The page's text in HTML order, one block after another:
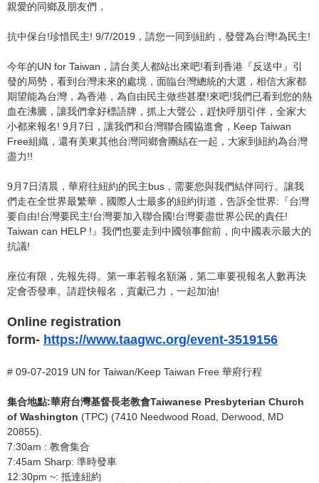
親愛的同鄉及朋友們，
抗中保台!珍惜民主! 9/7/2019，請您一同到紐約，發聲為台灣!為民主!
今年的UN for Taiwan，請台美人都站出來吧!看到香港『反送中』引
發的局勢，看到台灣未來的處境，面臨台灣總統的大選，相信大家都
期望能為台灣，為香港，為自由民主做些甚麼!來吧!我們已看到您的熱
血在沸騰，讓我們拿好標語牌，抓上大聲公，趕快呼朋引伴，全家大
小都來報名! 9月7日，讓我們和台灣聯合國協進會，Keep Taiwan
Free組織，還有美東其他台灣同鄉會團結在一起，大家到紐約為台灣
盡力!!
9月7日清晨，華府往紐約的民主bus，需要您與我們結伴同行。讓我
們走在全世界最繁華，國際人士最多的紐約街道，告訴全世界:『台灣
要自由!台灣要民主!台灣要加入聯合國!台灣要盡世界公民的責任!
Taiwan can HELP !』我們也要走到中國領事館前，向中國表示最大的
抗議!
座位有限，先報先得。第一車若報名額滿，第二車要視報名人數再決
定會否發車。請趕快報名，貢獻己力，一起加油!
Online registration
form- https://www.taagwc.org/event-3519156
# 09-07-2019 UN for Taiwan/Keep Taiwan Free 華府行程
集合地點:華府台灣基督長老教會Taiwanese Presbyterian Church
of Washington (TPC) (7410 Needwood Road, Derwood, MD
20855).
7:30am : 教會集合
7:45am Sharp: 準時發車
12:30pm ~: 抵達紐約